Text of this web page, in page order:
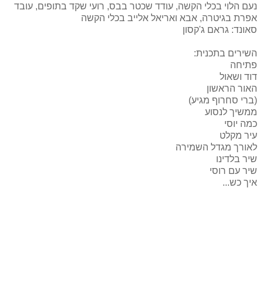
נעם הלוי בכלי הקשה, עודד שכטר בבס, רועי שקד בתופים, עובד
אפרת בגיטרה, אבא ואריאל אלייב בכלי הקשה
סאונד: גראם ג'קסון
השירים בתכנית:
פתיחה
דוד ושאול
האור הראשון
(ברי סחרוף מגיע)
ממשיך לנסוע
כמה יוסי
עיר מקלט
לאורך מגדל השמירה
שיר בלדינו
שיר עם רוסי
איך כש...